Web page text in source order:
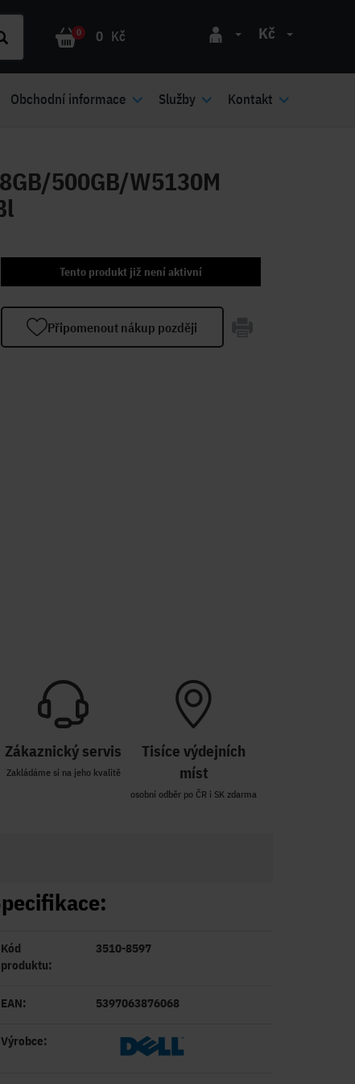
0 0 Kč Kč
Obchodní informace Služby Kontakt
500GB/W5130M
Tento produkt již není aktivní
Připomenout nákup později
Zákaznický servis
Zakládáme si na jeho kvalitě
Tisíce výdejních
míst
osobní odběr po ČR i SK zdarma
Kód
produktu:
3510-8597
EAN: 5397063876068
Výrobce: